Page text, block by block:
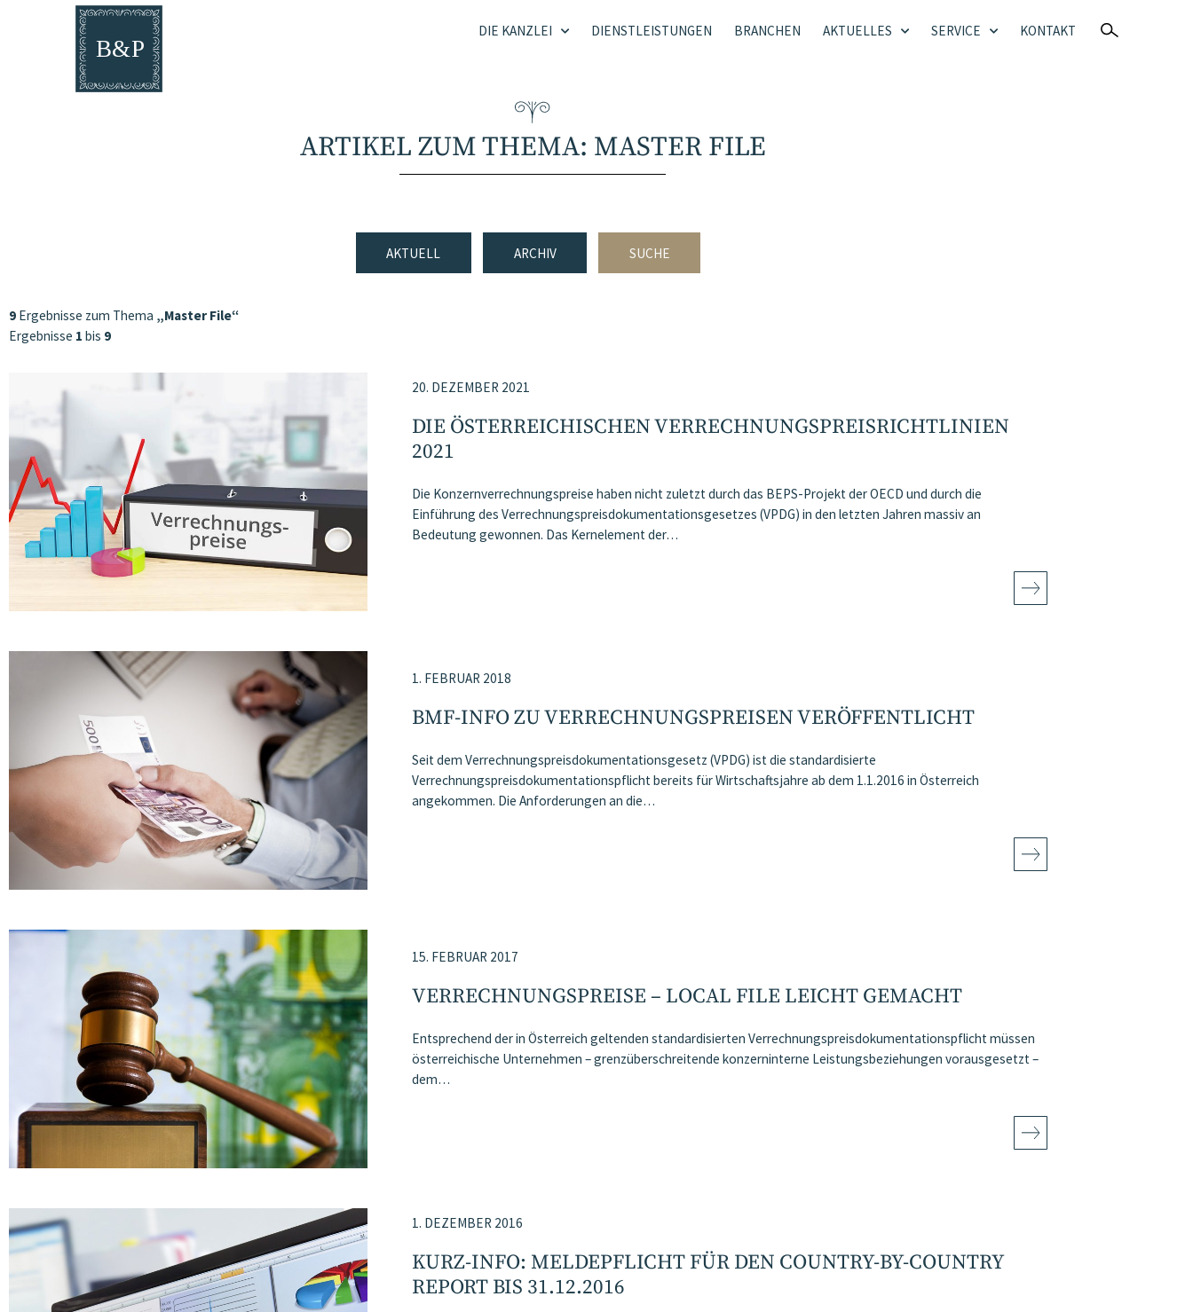
DIE KANZLEI DIENSTLEISTUNGEN BRANCHEN AKTUELLES SERVICE KONTAKT
ARTIKEL ZUM THEMA: MASTER FILE
AKTUELL ARCHIV SUCHE
9 Ergebnisse zum Thema „Master File“
Ergebnisse 1 bis 9
20. DEZEMBER 2021
DIE ÖSTERREICHISCHEN VERRECHNUNGSPREISRICHTLINIEN
2021
Die Konzernverrechnungspreise haben nicht zuletzt durch das BEPS-Projekt der OECD und durch die
Einführung des Verrechnungspreisdokumentationsgesetzes (VPDG) in den letzten Jahren massiv an
Bedeutung gewonnen. Das Kernelement der…
1. FEBRUAR 2018
BMF-INFO ZU VERRECHNUNGSPREISEN VERÖFFENTLICHT
Seit dem Verrechnungspreisdokumentationsgesetz (VPDG) ist die standardisierte
Verrechnungspreisdokumentationspflicht bereits für Wirtschaftsjahre ab dem 1.1.2016 in Österreich
angekommen. Die Anforderungen an die…
15. FEBRUAR 2017
VERRECHNUNGSPREISE – LOCAL FILE LEICHT GEMACHT
Entsprechend der in Österreich geltenden standardisierten Verrechnungspreisdokumentationspflicht müssen
österreichische Unternehmen – grenzüberschreitende konzerninterne Leistungsbeziehungen vorausgesetzt –
dem…
1. DEZEMBER 2016
KURZ-INFO: MELDEPFLICHT FÜR DEN COUNTRY-BY-COUNTRY
REPORT BIS 31.12.2016